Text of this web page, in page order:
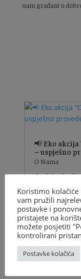
nam građani u
📢 Eko
– uspješno
O Nama
Gradsko
objavljuje
plaža pod
U subotu,
Planinarskog
VIŠE
Koristimo
vam pružili
postavke i
pristajete na
možete posjetiti
kontrolirani
Postavke kolačića